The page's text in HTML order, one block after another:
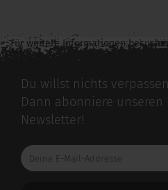
Für weitere Informationen
zu diesem Artikel.
Du willst nichts
Dann abonniere unseren
Newsletter!
Deine
E-